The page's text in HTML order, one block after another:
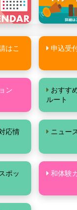
はこ
申込受
ン
おすす
ルート
応情
ニュー
ポッ
和体験